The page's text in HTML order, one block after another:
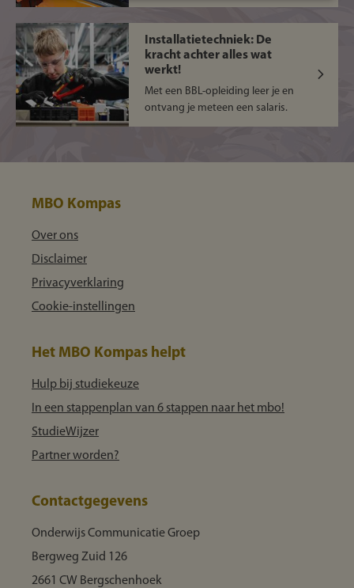
Installatietechniek: De
kracht achter alles wat
werkt!
Met een BBL-opleiding leer je en
ontvang je meteen een salaris.
MBO Kompas
Over ons
Disclaimer
Privacyverklaring
Cookie-instellingen
Het MBO Kompas helpt
Hulp bij studiekeuze
In een stappenplan van 6 stappen naar het mbo!
StudieWijzer
Partner worden?
Contactgegevens
Onderwijs Communicatie Groep
Bergweg Zuid 126
2661 CW Bergschenhoek